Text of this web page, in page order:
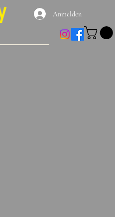
Anmelden